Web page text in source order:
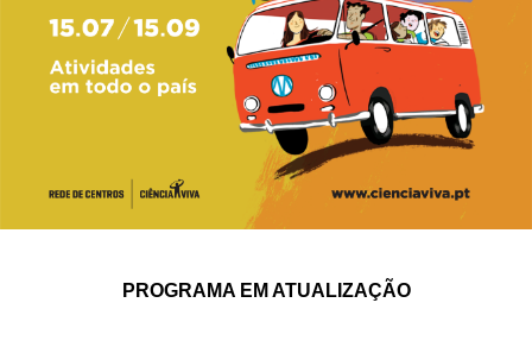
PROGRAMA EM ATUALIZAÇÃO